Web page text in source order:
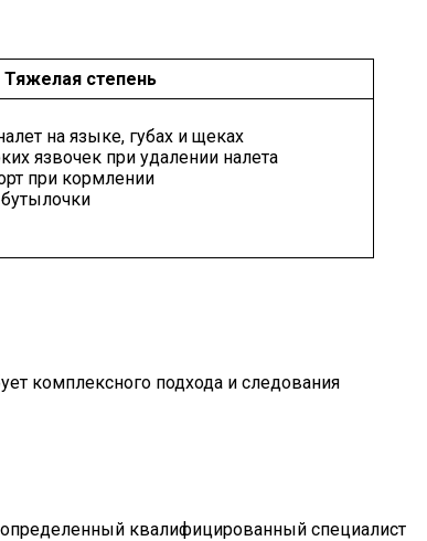
Тяжелая степень
на языке, губах и щеках
язвочек при удалении налета
при кормлении
комплексного подхода и следования
квалифицированный специалист